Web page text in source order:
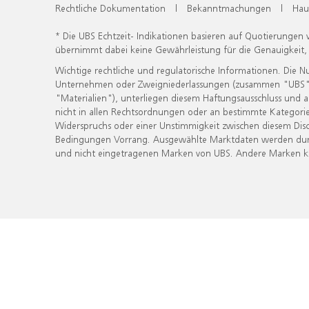
Rechtliche Dokumentation | Bekanntmachungen |
* Die UBS Echtzeit- Indikationen basieren auf
übernimmt dabei keine Gewährleistung für die
Wichtige rechtliche und regulatorische Informationen. Die
Unternehmen oder Zweigniederlassungen (zusammen
"Materialien"), unterliegen diesem Haftungsausschluss
nicht in allen Rechtsordnungen oder an bestimmte
Widerspruchs oder einer Unstimmigkeit zwischen diesem
Bedingungen Vorrang. Ausgewählte Marktdaten werden
und nicht eingetragenen Marken von UBS. Andere Marken